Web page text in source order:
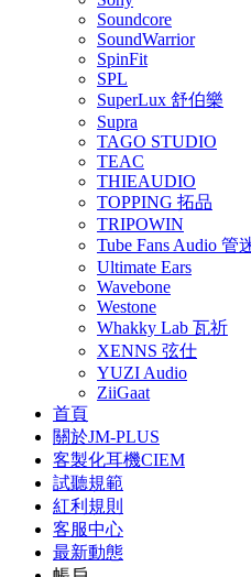
Soundcore
SoundWarrior
SpinFit
SPL
SuperLux 舒伯樂
Supra
TAGO STUDIO
TEAC
THIEAUDIO
TOPPING 拓品
TRIPOWIN
Tube Fans Audio 管
Ultimate Ears
Wavebone
Westone
Whakky Lab 瓦祈
XENNS 弦仕
YUZI Audio
ZiiGaat
首頁
關於JM-PLUS
客製化耳機CIEM
試聽規範
紅利規則
客服中心
最新動態